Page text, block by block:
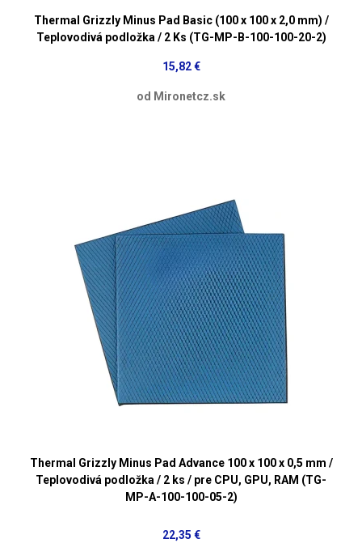
Thermal Grizzly Minus Pad Basic (100 x 100 x 2,0 mm) /
Teplovodivá podložka / 2 Ks (TG-MP-B-100-100-20-2)
15,82 €
od Mironetcz.sk
Thermal Grizzly Minus Pad Advance 100 x 100 x 0,5 mm /
Teplovodivá podložka / 2 ks / pre CPU, GPU, RAM (TG-
MP-A-100-100-05-2)
22,35 €